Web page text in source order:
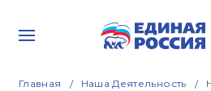
Главная Наша Деятельность